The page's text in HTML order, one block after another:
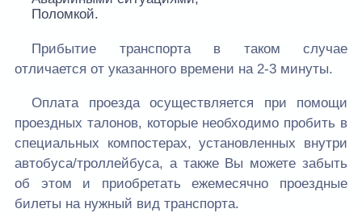
Поломкой.
Прибытие транспорта в таком случае
отличается от указанного времени на 2-3 минуты.
Оплата проезда осуществляется при помощи
проездных талонов, которые необходимо пробить в
специальных компостерах, установленных внутри
автобуса/троллейбуса, а также Вы можете забыть
об этом и приобретать ежемесячно проездные
билеты на нужный вид транспорта.